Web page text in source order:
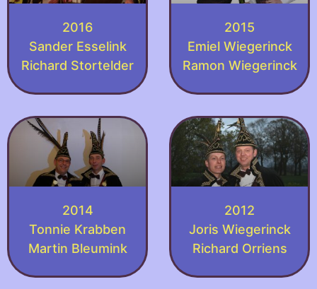
2016
Sander Esselink
Richard Stortelder
2015
Emiel Wiegerinck
Ramon Wiegerinck
2014
Tonnie Krabben
Martin Bleumink
2012
Joris Wiegerinck
Richard Orriens